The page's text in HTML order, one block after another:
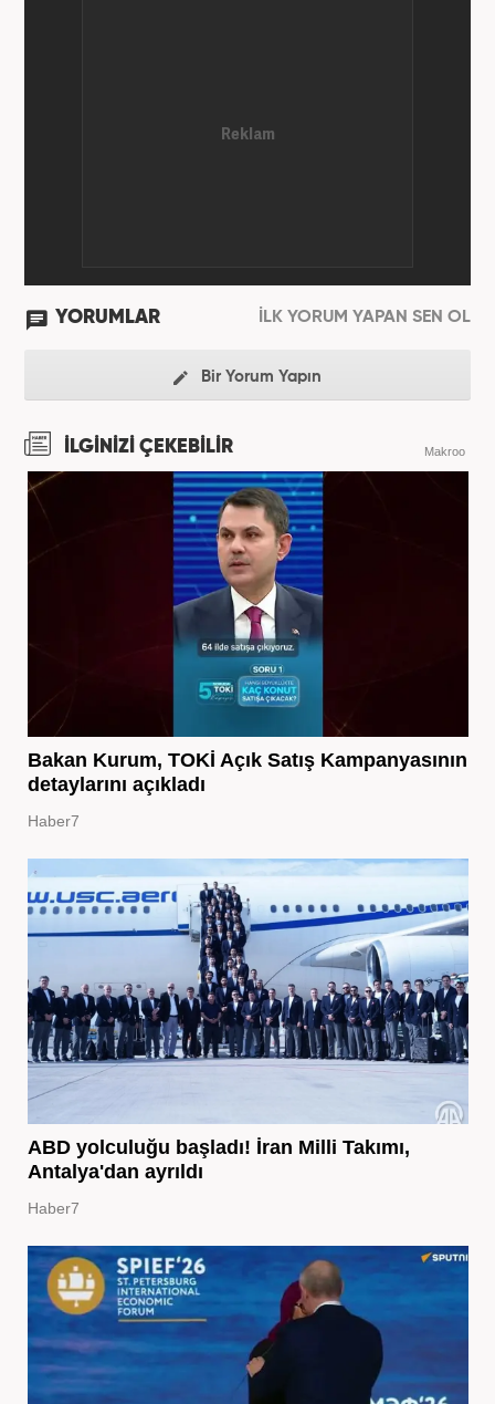
YORUMLAR İLK YORUM YAPAN SEN OL
Bir Yorum Yapın
İLGİNİZİ ÇEKEBİLİR Makroo
Bakan Kurum, TOKİ Açık Satış Kampanyasının
detaylarını açıkladı
Haber7
ABD yolculuğu başladı! İran Milli Takımı,
Antalya'dan ayrıldı
Haber7